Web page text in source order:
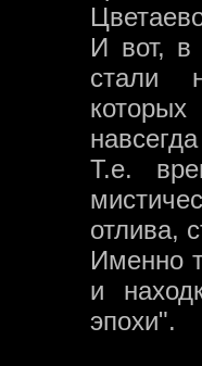
И вот, в
стали
Т.е.
отлива,
Именно
и
эпохи".